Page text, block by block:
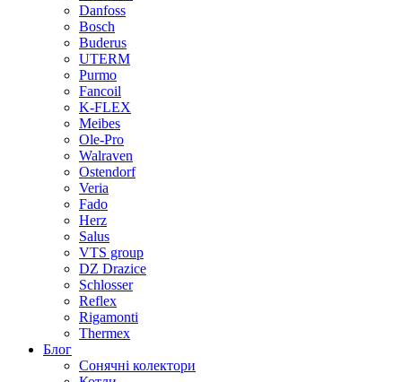
Danfoss
Bosch
Buderus
UTERM
Purmo
Fancoil
K-FLEX
Meibes
Ole-Pro
Walraven
Ostendorf
Veria
Fado
Herz
Salus
VTS group
DZ Drazice
Schlosser
Reflex
Rigamonti
Thermex
Блог
Сонячні колектори